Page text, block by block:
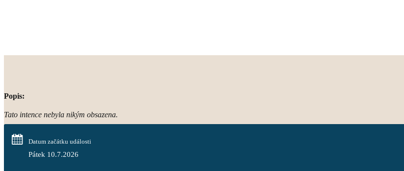
Popis:
Tato intence nebyla nikým obsazena.
Datum začátku události
Pátek 10.7.2026